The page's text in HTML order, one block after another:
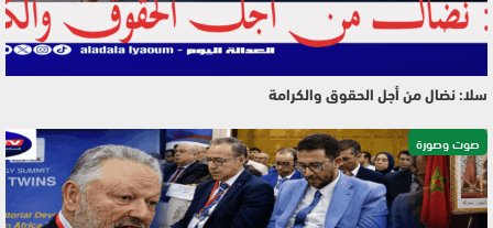
سلا: نضال من أجل الحقوق والكرامة
صوت وصورة